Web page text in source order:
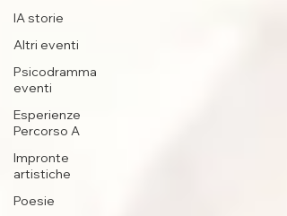
IA storie
Altri eventi
Psicodramma
eventi
Esperienze
Percorso A
Impronte
artistiche
Poesie